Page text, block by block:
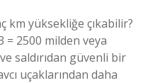
km yüksekliğe çıkabilir?
= 2500 milden veya
saldırıdan güvenli bir
uçaklarından daha